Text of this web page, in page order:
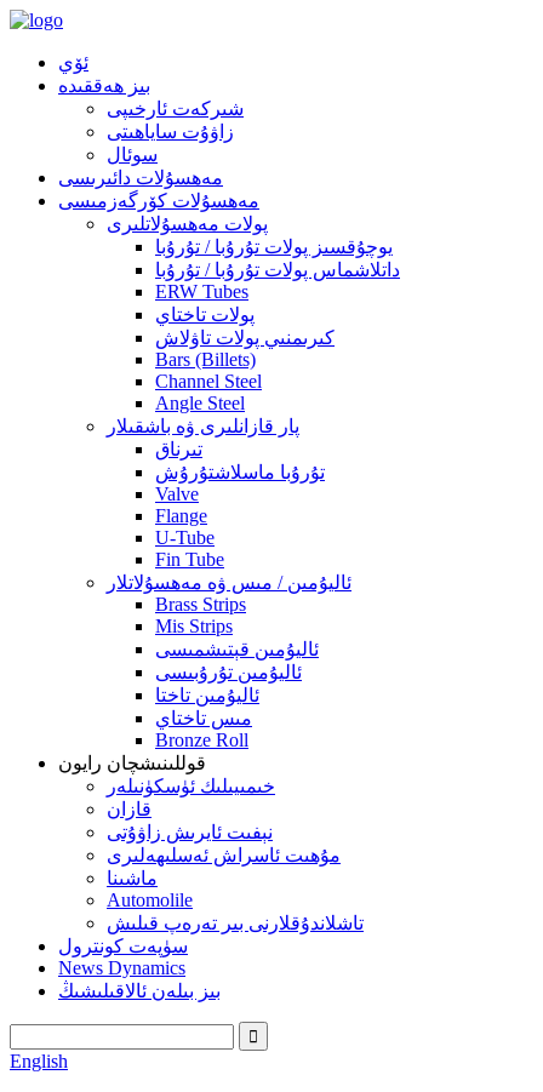
ئۆي
بىز ھەققىدە
شىركەت ئارخىپى
زاۋۇت ساياھىتى
سوئال
مەھسۇلات دائىرىسى
مەھسۇلات كۆرگەزمىسى
پولات مەھسۇلاتلىرى
يوچۇقسىز پولات تۇرۇبا / تۇرۇبا
داتلاشماس پولات تۇرۇبا / تۇرۇبا
ERW Tubes
پولات تاختاي
كىرىمنىي پولات تاۋلاش
Bars (Billets)
Channel Steel
Angle Steel
پار قازانلىرى ۋە باشقىلار
تىرناق
تۇرۇبا ماسلاشتۇرۇش
Valve
Flange
U-Tube
Fin Tube
ئاليۇمىن / مىس ۋە مەھسۇلاتلار
Brass Strips
Mis Strips
ئاليۇمىن قېتىشمىسى
ئاليۇمىن تۇرۇبىسى
ئاليۇمىن تاختا
مىس تاختاي
Bronze Roll
قوللىنىشچان رايون
خىمىيىلىك ئۈسكۈنىلەر
قازان
نېفىت ئايرىش زاۋۇتى
مۇھىت ئاسراش ئەسلىھەلىرى
ماشىنا
Automolile
تاشلاندۇقلارنى بىر تەرەپ قىلىش
سۈپەت كونترول
News Dynamics
بىز بىلەن ئالاقىلىشىڭ
English